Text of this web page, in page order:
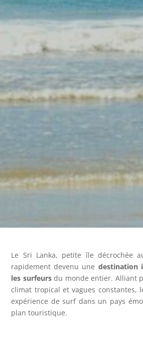
Le Sri Lanka, petite île décrochée
rapidement devenu une destination
les surfeursdu monde entier. Alliant
climat tropical et vagues constantes,
expérience de surf dans un pays
plan touristique.